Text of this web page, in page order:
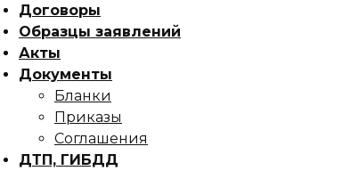
Договоры
Образцы заявлений
Акты
Документы
Бланки
Приказы
Соглашения
ДТП, ГИБДД